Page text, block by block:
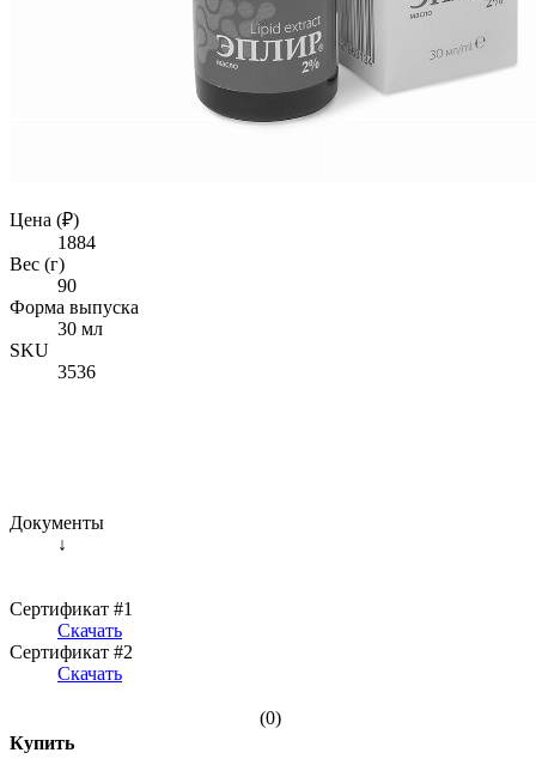
Цена (₽)
1884
Вес (г)
90
Форма выпуска
30 мл
SKU
3536
Документы
↓
Сертификат #1
Скачать
Сертификат #2
Скачать
(0)
Купить